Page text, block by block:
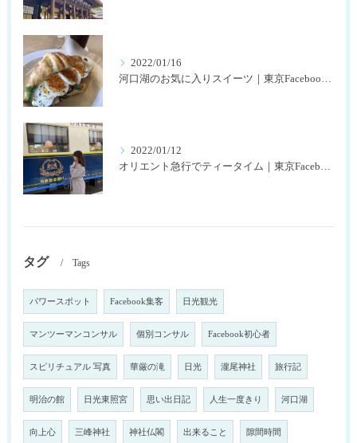
2022/01/16
2022/01/12
タグ Tags
パワースポット Facebook集客 日光観光
マンツーマンコンサル 個別コンサル Facebook初心者
スピリチュアル 写真 華厳の滝 日光 瀧尾神社 旅行記
明治の館 日光東照宮 思い出日記 人生一度きり 河口湖
向上心 三峰神社 神社仏閣 出来ること 隙間時間